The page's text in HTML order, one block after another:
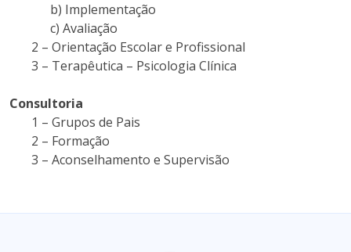
b) Implementação
c) Avaliação
2 – Orientação Escolar e Profissional
3 – Terapêutica – Psicologia Clínica
Consultoria
1 – Grupos de Pais
2 – Formação
3 – Aconselhamento e Supervisão